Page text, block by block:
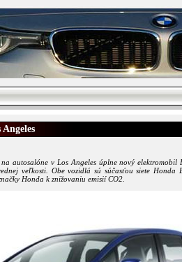
autosalóne v Los Angeles úplne nový
veľkosti. Obe vozidlá sú súčasťou siete Honda
Honda k znižovaniu emisií CO2.